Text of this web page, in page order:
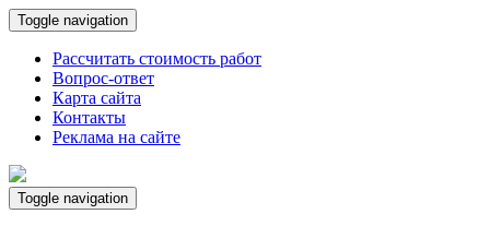
Toggle navigation
Рассчитать стоимость работ
Вопрос-ответ
Карта сайта
Контакты
Реклама на сайте
Toggle navigation